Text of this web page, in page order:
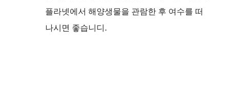
플라넷에서 해양생물을 관람한 후 여수를 떠
나시면 좋습니디.